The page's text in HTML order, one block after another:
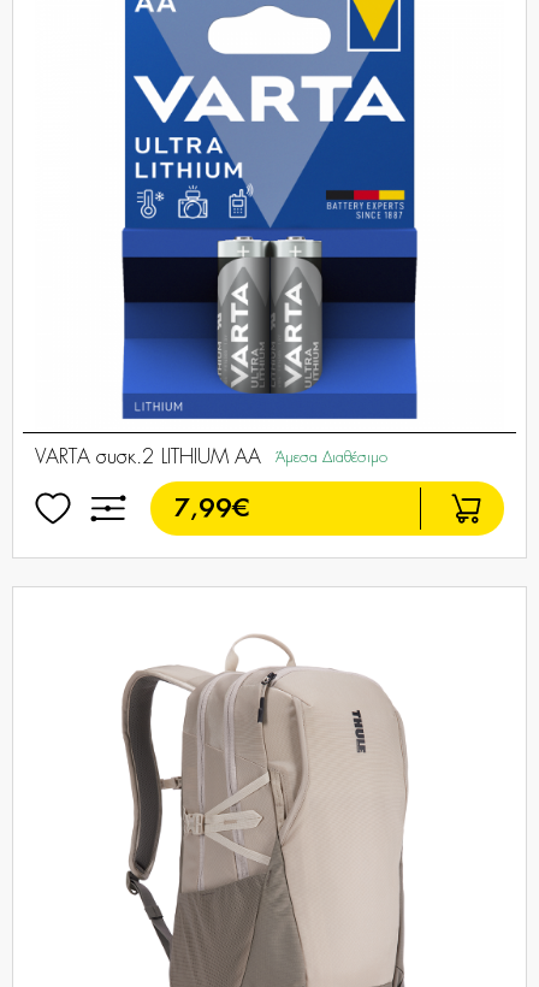
VARTA συσκ.2 LITHIUM ΑΑ Άμεσα Διαθέσιμο
7,99€